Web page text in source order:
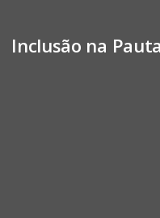
Inclusão na